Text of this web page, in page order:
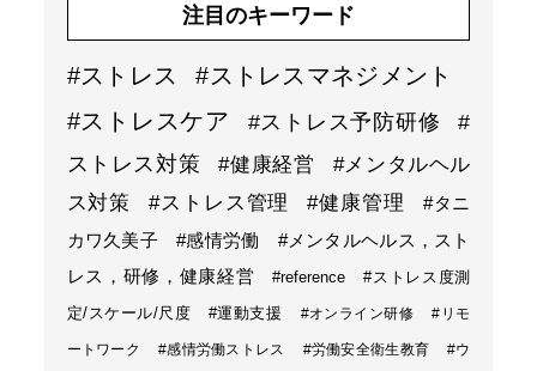
注目のキーワード
#ストレス
#ストレスマネジメント
#ストレスケア
#ストレス予防研修
#
ストレス対策
#健康経営
#メンタルヘル
ス対策
#ストレス管理 #健康管理
#タニ
カワ久美子
#感情労働
#メンタルヘルス，スト
レス，研修，健康経営
#reference
#ストレス度測
定/スケール/尺度
#運動支援 #オンライン研修 #リモ
ートワーク #感情労働ストレス #労働安全衛生教育 #ウ